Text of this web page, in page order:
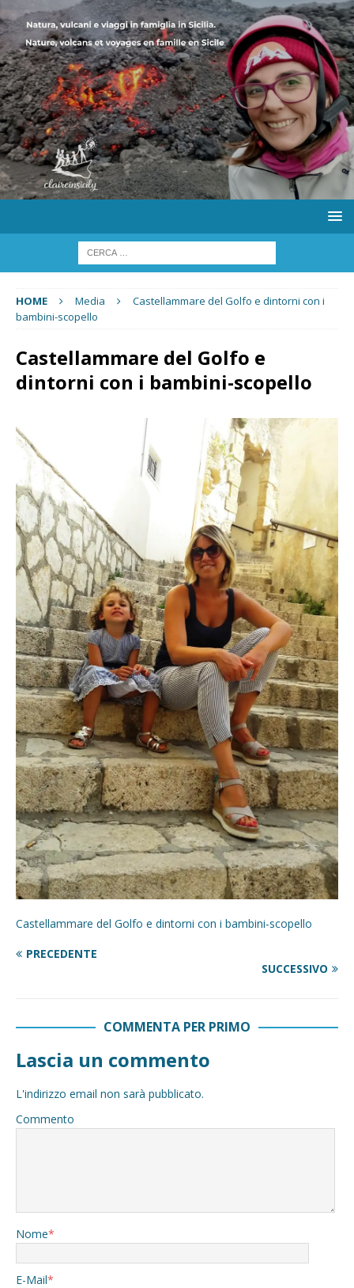
HOME Media
Castellammare del Golfo e dintorni con i
bambini-scopello
Castellammare del Golfo e
dintorni con i bambini-scopello
Castellammare del Golfo e dintorni con i bambini-scopello
PRECEDENTE
SUCCESSIVO
COMMENTA PER PRIMO
Lascia un commento
L'indirizzo email non sarà pubblicato.
Commento
Nome*
E-Mail*